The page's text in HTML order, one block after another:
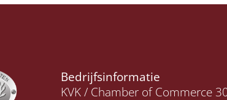
Bedrijfsinformatie
KVK / Chamber of Commerce